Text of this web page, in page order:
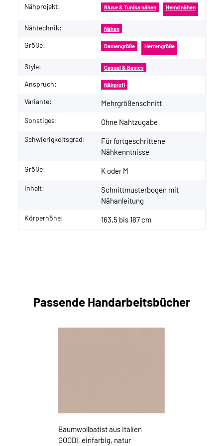
Produkteigenschaft
Wert
Nähprojekt: Bluse & Tunika nähen Hemd nähen
Nähtechnik: Nähen
Größe: Damengröße Herrengröße
Style: Casual & Basics
Anspruch: Nähprofi
Variante: Mehrgrößenschnitt
Sonstiges: Ohne Nahtzugabe
Schwierigkeitsgrad:
Für fortgeschrittene
Nähkenntnisse
Größe: K oder M
Inhalt:
Schnittmusterbogen mit
Nähanleitung
Körperhöhe: 163,5 bis 187 cm
Passende Handarbeitsbücher
Baumwollbatist aus Italien
GOODI, einfarbig, natur